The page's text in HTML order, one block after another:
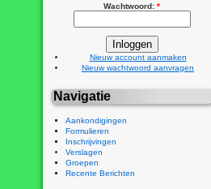
Wachtwoord: *
Nieuw account aanmaken
Nieuw wachtwoord aanvragen
Navigatie
Aankondigingen
Formulieren
Inschrijvingen
Verslagen
Groepen
Recente Berichten